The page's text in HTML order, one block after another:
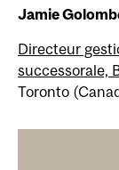
Jamie
Directeur
successorale,
Toronto